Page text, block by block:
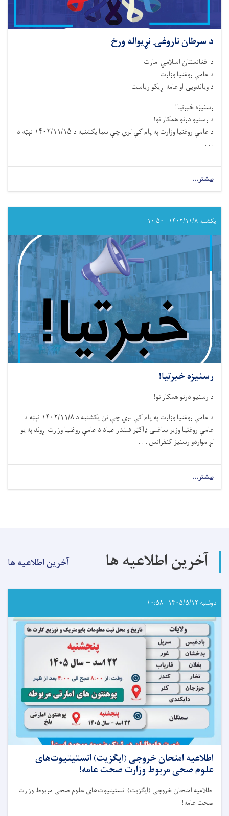
د سرطان ناروغۍ نړیواله ورځ
د افغانستان اسلامي امارت
د عامې روغتیا وزارت
د ویاندویۍ او عامه اړیکو ریاست
رسنیزه خبرتیا!
د رسنیو درنو همکارانو!
د عامې روغتیا وزارت په پام کې لري چې سبا یکشنبه د ۱۴۰۲/۱۱/۱۵ نېټه د
. . .
بیشتر...
د
ناروغۍ
نړیواله
یکشنبه ۱۴۰۲/۱۱/۸ - ۱۰:۵۰
رسنیزه خبرتیا!
د رسنیو درنو همکارانو!
د عامې روغتیا وزارت په پام کې لري چې نن يکشنبه د ۱۴۰۲/۱۱/۸ نېټه د
عامې روغتيا وزير ښاغلی ډاکټر قلندر عباد د عامې روغتيا وزارت اړوند په يو
لړ مواردو رسنيز کنفرانس . . .
بیشتر...
رسنیزه
آخرین اطلاعیه ها آخرین اطلاعیه ها
دوشنبه ۱۴۰۵/۵/۱۲ - ۱۰:۵۸
اطلاعیه امتحان خروجی (ایگزیت) انستیتیوت‌های
علوم صحی مربوط وزارت صحت عامه!
اطلاعیه امتحان خروجی (ایگزیت) انستیتیوت‌های علوم صحی مربوط وزارت
صحت عامه!